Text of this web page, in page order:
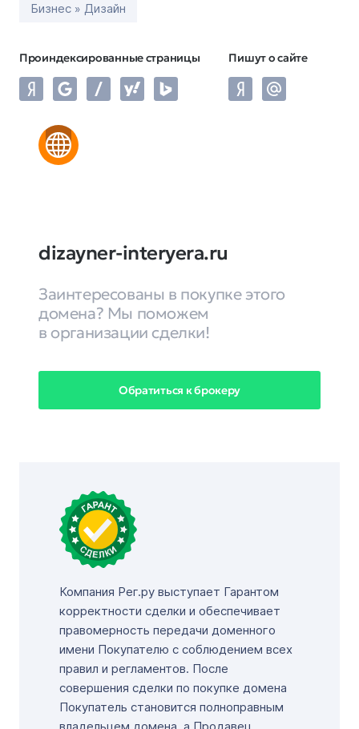
Бизнес » Дизайн
Проиндексированные страницы Пишут о сайте
dizayner-interyera.ru
Заинтересованы в покупке этого
домена? Мы поможем
в организации сделки!
Обратиться к брокеру
Компания Рег.ру выступает Гарантом
корректности сделки и обеспечивает
правомерность передачи доменного
имени Покупателю с соблюдением всех
правил и регламентов. После
совершения сделки по покупке домена
Покупатель становится полноправным